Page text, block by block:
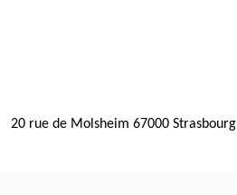
20 rue de Molsheim 67000 Strasbourg